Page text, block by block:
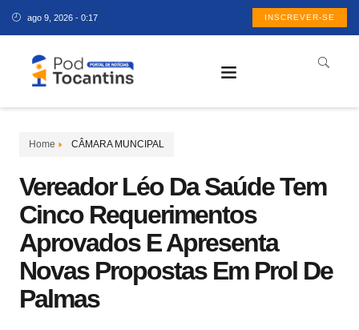
ago 9, 2026 - 0:17 INSCREVER-SE
Home CÂMARA MUNCIPAL
Vereador Léo Da Saúde Tem
Cinco Requerimentos
Aprovados E Apresenta
Novas Propostas Em Prol De
Palmas